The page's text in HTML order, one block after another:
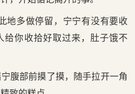
地多做停留，宁宁有没有要收
给你收拾好取过来，肚子饿不
腹部前摸了摸，随手拉开一角